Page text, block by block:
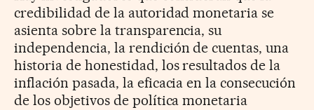
credibilidad de la autoridad monetaria se
asienta sobre la transparencia, su
independencia, la rendición de cuentas, una
historia de honestidad, los resultados de la
inflación pasada, la eficacia en la consecución
de los objetivos de política monetaria